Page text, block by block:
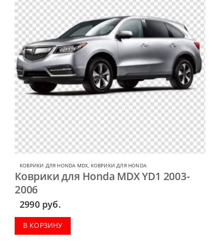
КОВРИКИ ДЛЯ HONDA MDX, КОВРИКИ ДЛЯ HONDA
Коврики для Honda MDX YD1 2003-
2006
2990 руб.
В КОРЗИНУ